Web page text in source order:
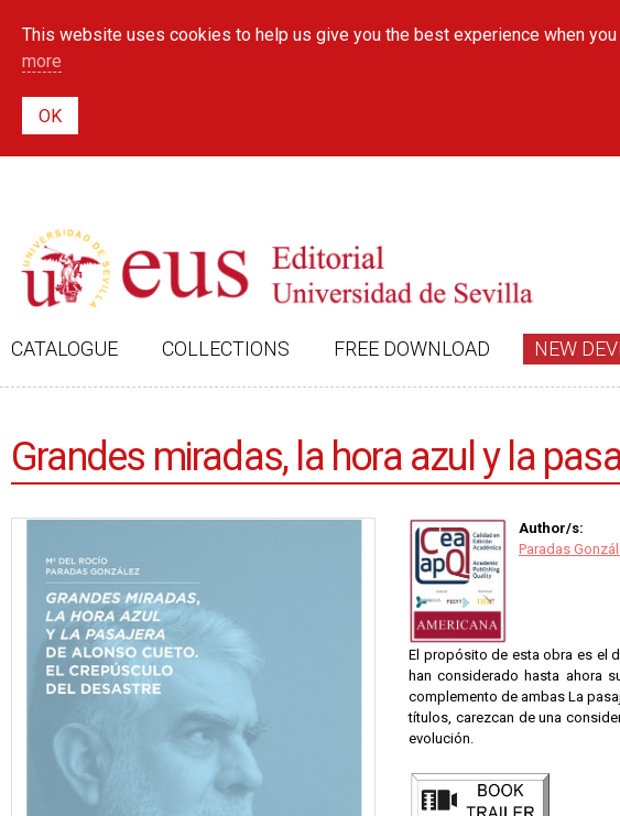
This website uses cookies to help us give you the best experience when
more
CATALOGUE COLLECTIONS FREE DOWNLOAD NEW
Grandes miradas, la hora azul y la
Author/s:
Paradas
El propósito de esta obra es el
han considerado hasta ahora
complemento de ambas La
títulos, carezcan de una
evolución.